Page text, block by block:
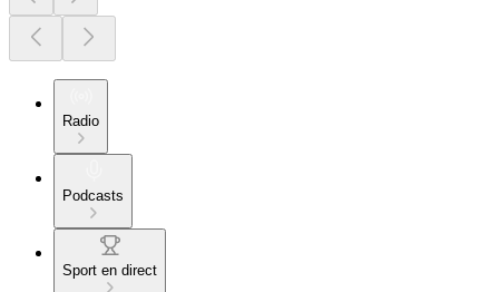
Radio
Podcasts
Sport en direct